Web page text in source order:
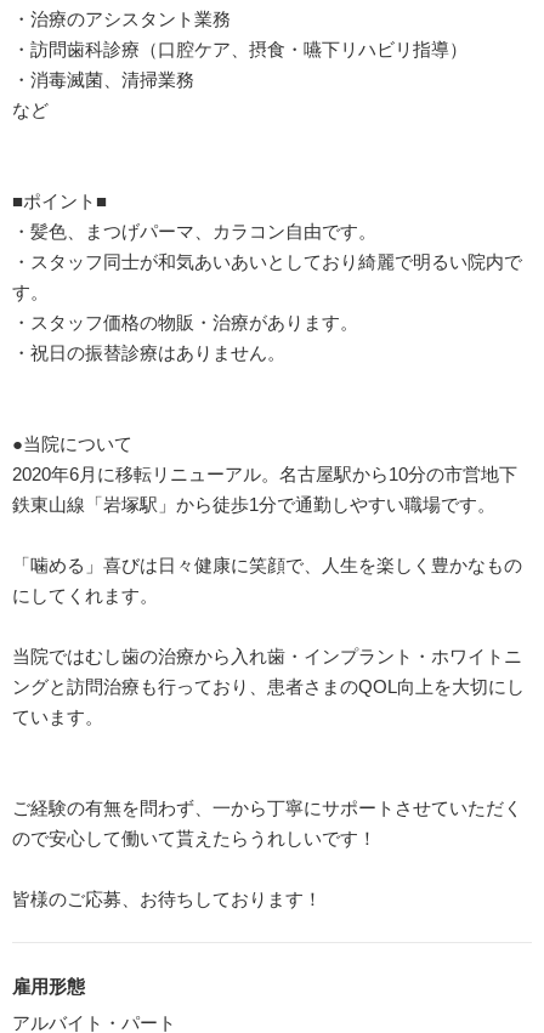
・治療のアシスタント業務
・訪問歯科診療（口腔ケア、摂食・嚥下リハビリ指導）
・消毒滅菌、清掃業務
など
■ポイント■
・髪色、まつげパーマ、カラコン自由です。
・スタッフ同士が和気あいあいとしており綺麗で明るい院内で
す。
・スタッフ価格の物販・治療があります。
・祝日の振替診療はありません。
●当院について
2020年6月に移転リニューアル。名古屋駅から10分の市営地下
鉄東山線「岩塚駅」から徒歩1分で通勤しやすい職場です。
「噛める」喜びは日々健康に笑顔で、人生を楽しく豊かなもの
にしてくれます。
当院ではむし歯の治療から入れ歯・インプラント・ホワイトニ
ングと訪問治療も行っており、患者さまのQOL向上を大切にし
ています。
ご経験の有無を問わず、一から丁寧にサポートさせていただく
ので安心して働いて貰えたらうれしいです！
皆様のご応募、お待ちしております！
雇用形態
アルバイト・パート